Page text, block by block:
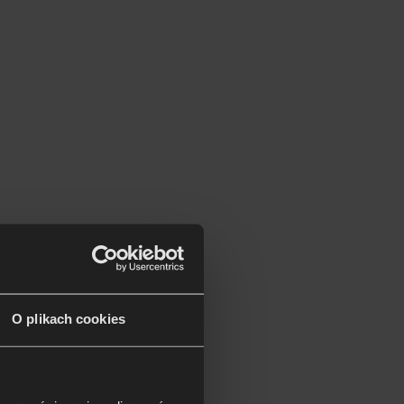
O plikach cookies